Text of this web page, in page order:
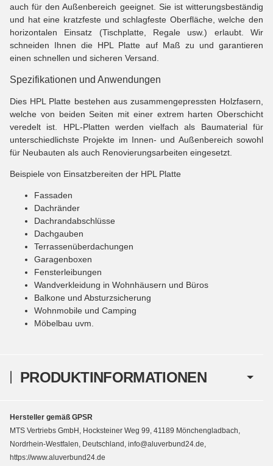
PRODUKTINFORMATIONEN
auch für den Außenbereich geeignet. Sie ist witterungsbeständig
und hat eine kratzfeste und schlagfeste Oberfläche, welche den
horizontalen Einsatz (Tischplatte, Regale usw.) erlaubt. Wir
schneiden Ihnen die HPL Platte auf Maß zu und garantieren
einen schnellen und sicheren Versand.
Spezifikationen und Anwendungen
Dies HPL Platte bestehen aus zusammengepressten Holzfasern,
welche von beiden Seiten mit einer extrem harten Oberschicht
veredelt ist. HPL-Platten werden vielfach als Baumaterial für
unterschiedlichste Projekte im Innen- und Außenbereich sowohl
für Neubauten als auch Renovierungsarbeiten eingesetzt
Beispiele von Einsatzbereiten der HPL Platte
Fassaden
Dachränder
Dachrandabschlüsse
Dachgauben
Terrassenüberdachungen
Garagenboxen
Fensterleibungen
Wandverkleidung in Wohnhäusern und Büros
Balkone und Absturzsicherung
Wohnmobile und Camping
Möbelbau uvm.
Hersteller gemäß GPSR
MTS Vertriebs GmbH, Hocksteiner Weg 99, 41189 Mönchengladbach,
Nordrhein-Westfalen, Deutschland, info@aluverbund24.de,
https://www.aluverbund24.de